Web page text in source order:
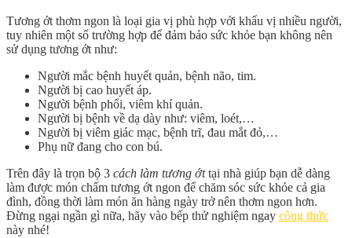
Tương ớt thơm ngon là loại gia vị phù hợp với khẩu vị nhiều người,
tuy nhiên một số trường hợp để đảm bảo sức khỏe bạn không nên
sử dụng tương ớt như:
Người mắc bệnh huyết quản, bệnh não, tim.
Người bị cao huyết áp.
Người bệnh phổi, viêm khí quản.
Người bị bệnh về dạ dày như: viêm, loét,…
Người bị viêm giác mạc, bệnh trĩ, đau mắt đỏ,…
Phụ nữ đang cho con bú.
Trên đây là trọn bộ 3 cách làm tương ớttại nhà giúp bạn dễ dàng
làm được món chấm tương ớt ngon để chăm sóc sức khỏe cả gia
đình, đồng thời làm món ăn hàng ngày trở nên thơm ngon hơn.
Đừng ngại ngần gì nữa, hãy vào bếp thử nghiệm ngay công thức
này nhé!